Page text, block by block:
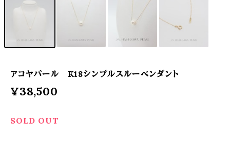
アコヤパール K18シンプルスルーペンダント
¥38,500
SOLD OUT